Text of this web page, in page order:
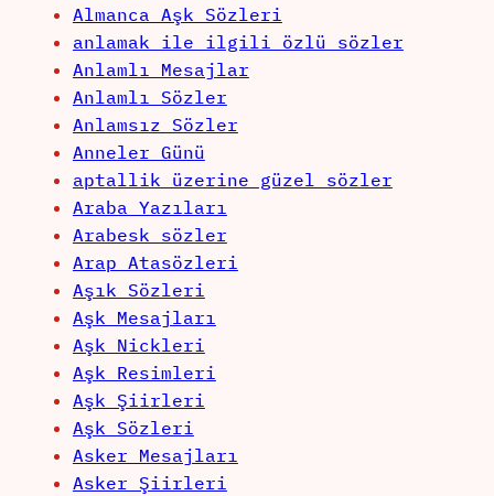
Almanca Aşk Sözleri
anlamak ile ilgili özlü sözler
Anlamlı Mesajlar
Anlamlı Sözler
Anlamsız Sözler
Anneler Günü
aptallik üzerine güzel sözler
Araba Yazıları
Arabesk sözler
Arap Atasözleri
Aşık Sözleri
Aşk Mesajları
Aşk Nickleri
Aşk Resimleri
Aşk Şiirleri
Aşk Sözleri
Asker Mesajları
Asker Şiirleri